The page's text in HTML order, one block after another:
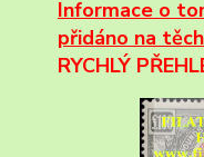
Informace o
přidáno na
RYCHLÝ